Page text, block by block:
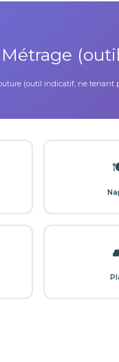
(outil indicatif, ne tenant